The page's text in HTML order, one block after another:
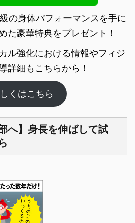
の身体パフォーマンスを手に
た豪華特典をプレゼント！
ル強化における情報やフィジ
詳細もこちらから！
くはこちら
へ】身長を伸ばして試